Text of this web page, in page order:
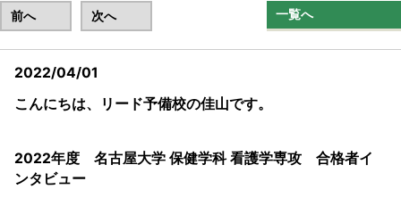
前へ 次へ 一覧へ
2022/04/01
こんにちは、リード予備校の佳山です。
2022年度 名古屋大学 保健学科 看護学専攻 合格者イ
ンタビュー